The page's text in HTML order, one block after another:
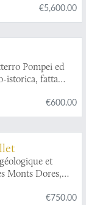
€5,600.00
Pompei ed
istorica, fatta
francese,
in due lettere.
Società,
Italiana.
€600.00
et
Monts Dores,
qui le
€750.00